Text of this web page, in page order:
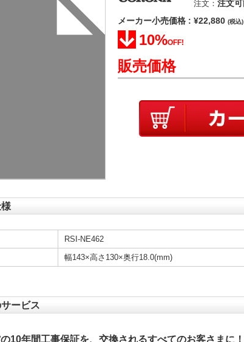
注文： 注文
メーカー小売価格 : ¥22,880 (税込)
10%OFF!
販売価格
RSI-NE462
幅143×高さ130×奥行18.0(mm)
ービス
10年間工事保証を、交換されるすべてのお客さまに！